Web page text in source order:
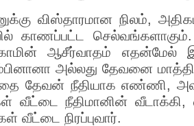
விஸ்தாரமான நிலம்,
காணப்பட்ட
ஆசீர்வாதம் எதன்மேல்
அல்லது தேவனை
தேவன் நீதியாக எண்ணி,
நீதிமானின் வீடாக்கி,
வீட்டை நிரப்புவார்.